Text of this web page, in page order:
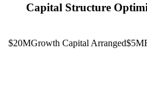
Capital Structure
$20MGrowth Capital Arranged$5M